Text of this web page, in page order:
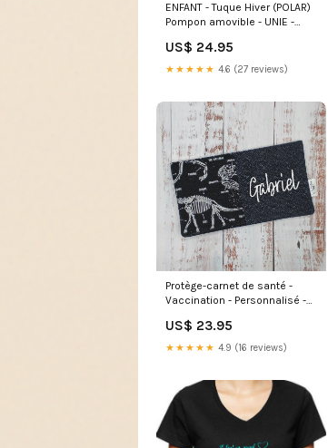
ENFANT - Tuque Hiver (POLAR)
Pompon amovible - UNIE -
US$ 24.95
★★★★★ 4.6 (27 reviews)
Protège-carnet de santé -
Vaccination - Personnalisé -
dinosaures Fuchsia
US$ 23.95
★★★★★ 4.9 (16 reviews)